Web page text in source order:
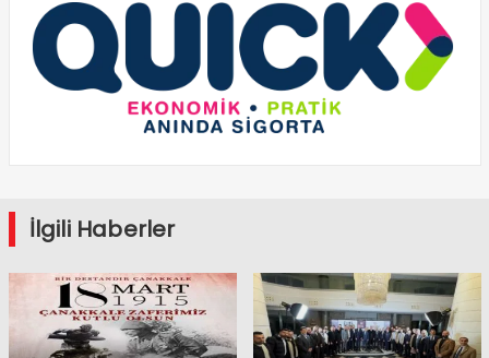
İlgili Haberler